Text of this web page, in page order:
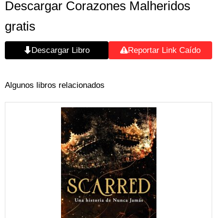
Descargar Corazones Malheridos
gratis
Descargar Libro Reportar Link Caído
Algunos libros relacionados